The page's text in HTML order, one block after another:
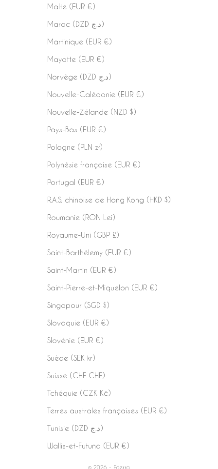
Malte (EUR €)
Maroc (DZD د.ج)
Martinique (EUR €)
Mayotte (EUR €)
Norvège (DZD د.ج)
Nouvelle-Calédonie (EUR €)
Nouvelle-Zélande (NZD $)
Pays-Bas (EUR €)
Pologne (PLN zł)
Polynésie française (EUR €)
Portugal (EUR €)
R.A.S. chinoise de Hong Kong (HKD $)
Roumanie (RON Lei)
Royaume-Uni (GBP £)
Saint-Barthélemy (EUR €)
Saint-Martin (EUR €)
Saint-Pierre-et-Miquelon (EUR €)
Singapour (SGD $)
Slovaquie (EUR €)
Slovénie (EUR €)
Suède (SEK kr)
Suisse (CHF CHF)
Tchéquie (CZK Kč)
Terres australes françaises (EUR €)
Tunisie (DZD د.ج)
Wallis-et-Futuna (EUR €)
© 2026 - Ederra